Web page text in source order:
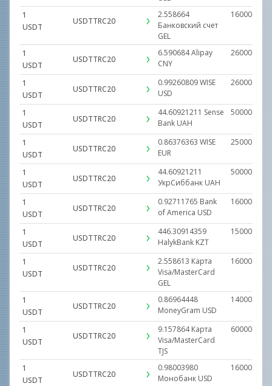
1
USDT
USDTTRC20
2.558664
Банковский счет
GEL
1
USDT
USDTTRC20
6.590684Alipay
CNY
1
USDT
USDTTRC20
0.99260809WISE
USD
1
USDT
USDTTRC20
44.60921211 Sense
Bank UAH
1
USDT
USDTTRC20
0.86376363 WISE
EUR
1
USDT
USDTTRC20
44.60921211
УкрСиббанк UAH
1
USDT
USDTTRC20
0.92711765 Bank
of America USD
1
USDT
USDTTRC20
446.30914359
HalykBank KZT
1
USDT
USDTTRC20
2.558613 Карта
Visa/MasterCard
GEL
1
USDT
USDTTRC20
0.86964448
MoneyGram USD
1
USDT
USDTTRC20
9.157864 Карта
Visa/MasterCard
TJS
1
USDT
USDTTRC20
0.98003980
Монобанк USD